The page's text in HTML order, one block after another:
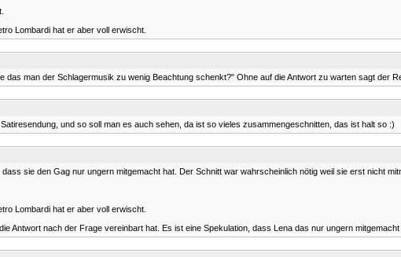
Lombardi hat er aber voll erwischt.
das man der Schlagermusik zu wenig Beachtung schenkt?" Ohne auf die Antwort zu warten sagt der
und so soll man es auch sehen, da ist so vieles zusammengeschnitten, das ist halt so :)
sie den Gag nur ungern mitgemacht hat. Der Schnitt war wahrscheinlich nötig weil sie erst nicht
Lombardi hat er aber voll erwischt.
Antwort nach der Frage vereinbart hat. Es ist eine Spekulation, dass Lena das nur ungern